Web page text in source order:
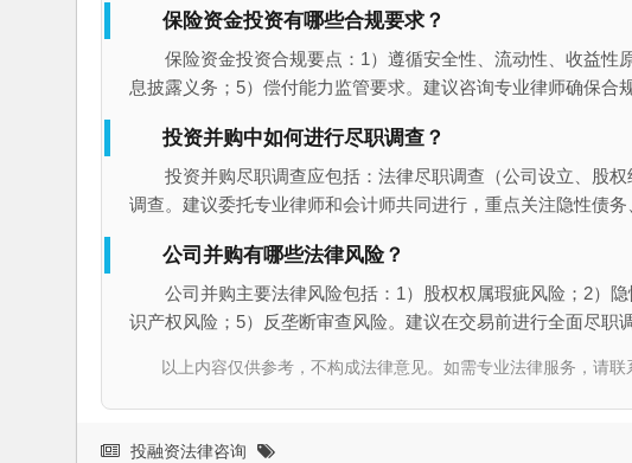
保险资金投资有哪些合规要求？
保险资金投资合规要点：1）遵循安全性、流动性、收益性
息披露义务；5）偿付能力监管要求。建议咨询专业律师确保合规
投资并购中如何进行尽职调查？
投资并购尽职调查应包括：法律尽职调查（公司设立、股
调查。建议委托专业律师和会计师共同进行，重点关注隐性债务
公司并购有哪些法律风险？
公司并购主要法律风险包括：1）股权权属瑕疵风险；2）
识产权风险；5）反垄断审查风险。建议在交易前进行全面尽职
以上内容仅供参考，不构成法律意见。如需专业法律服务，请
投融资法律咨询